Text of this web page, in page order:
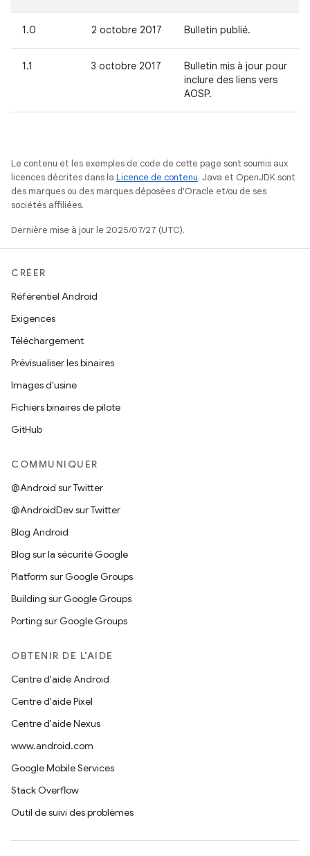
1.0 2 octobre 2017 Bulletin publié.
1.1 3 octobre 2017
Bulletin mis à jour pour
inclure des liens vers
AOSP.
Le contenu et les exemples de code de cette page sont soumis aux
licences décrites dans la Licence de contenu. Java et OpenJDK sont
des marques ou des marques déposées d'Oracle et/ou de ses
sociétés affiliées.
Dernière mise à jour le 2025/07/27 (UTC).
CRÉER
Référentiel Android
Exigences
Téléchargement
Prévisualiser les binaires
Images d'usine
Fichiers binaires de pilote
GitHub
COMMUNIQUER
@Android sur Twitter
@AndroidDev sur Twitter
Blog Android
Blog sur la sécurité Google
Platform sur Google Groups
Building sur Google Groups
Porting sur Google Groups
OBTENIR DE L'AIDE
Centre d'aide Android
Centre d'aide Pixel
Centre d'aide Nexus
www.android.com
Google Mobile Services
Stack Overflow
Outil de suivi des problèmes